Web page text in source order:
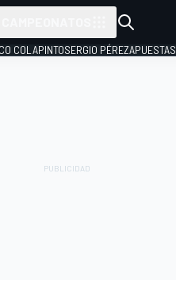
COLAPINTOSERGIO PÉREZAPUESTAS